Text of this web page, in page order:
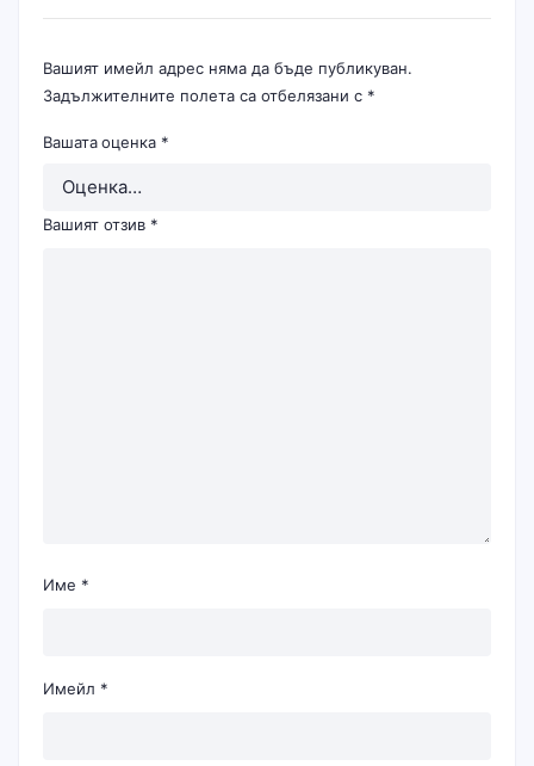
Вашият имейл адрес няма да бъде публикуван.
Задължителните полета са отбелязани с *
Вашата оценка *
Вашият отзив *
Име *
Имейл *